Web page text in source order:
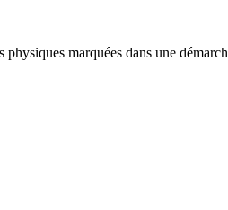
marquées dans une